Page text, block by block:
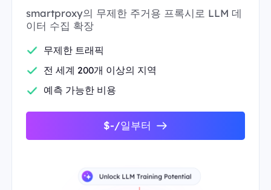
smartproxy의 무제한 주거용 프록시로 LLM 데
이터 수집 확장
무제한 트래픽
전 세계 200개 이상의 지역
예측 가능한 비용
$-/일부터